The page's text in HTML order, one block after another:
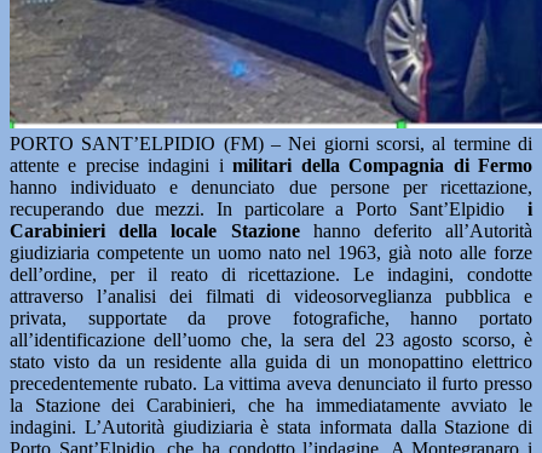
PORTO SANT’ELPIDIO (FM) – Nei giorni scorsi, al termine di
attente e precise indagini imilitari della Compagnia di Fermo
hanno individuato e denunciato due persone per ricettazione,
recuperando due mezzi. In particolare a Porto Sant’Elpidio i
Carabinieri della locale Stazionehanno deferito all’Autorità
giudiziaria competente un uomo nato nel 1963, già noto alle forze
dell’ordine, per il reato di ricettazione. Le indagini, condotte
attraverso l’analisi dei filmati di videosorveglianza pubblica e
privata, supportate da prove fotografiche, hanno portato
all’identificazione dell’uomo che, la sera del 23 agosto scorso, è
stato visto da un residente alla guida di un monopattino elettrico
precedentemente rubato. La vittima aveva denunciato il furto presso
la Stazione dei Carabinieri, che ha immediatamente avviato le
indagini. L’Autorità giudiziaria è stata informata dalla Stazione di
Porto Sant’Elpidio, che ha condotto l’indagine. A Montegranaro i